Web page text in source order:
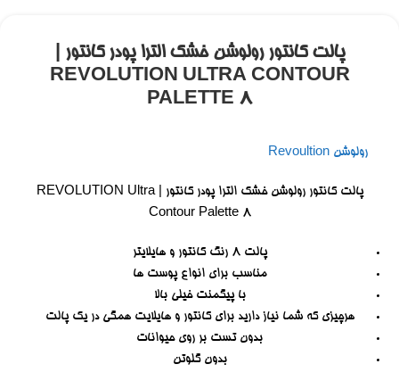
پالت کانتور رولوشن خشک الترا پودر کانتور |
REVOLUTION ULTRA CONTOUR
PALETTE 8
رولوشن Revoultion
پالت کانتور رولوشن خشک الترا پودر کانتور | REVOLUTION Ultra
Contour Palette 8
پالت 8 رنگ کانتور و هایلایتر
مناسب برای انواع پوست ها
با پیگمنت خیلی بالا
هرچیزی که شما نیاز دارید برای کانتور و هایلایت همگی در یک پالت
بدون تست بر روی حیوانات
بدون گلوتن